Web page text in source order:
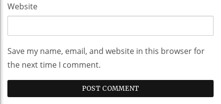
Website
Save my name, email, and website in this browser for
the next time I comment.